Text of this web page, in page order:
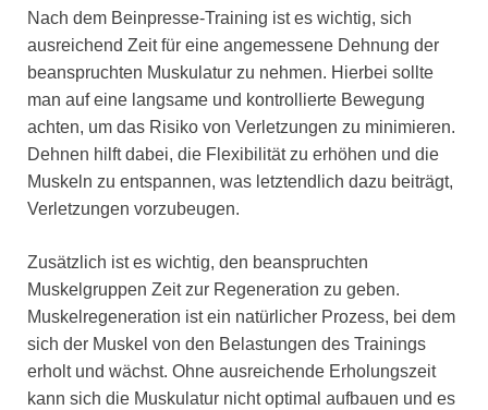
Nach dem Beinpresse-Training ist es wichtig, sich
ausreichend Zeit für eine angemessene Dehnung der
beanspruchten Muskulatur zu nehmen. Hierbei sollte
man auf eine langsame und kontrollierte Bewegung
achten, um das Risiko von Verletzungen zu minimieren.
Dehnen hilft dabei, die Flexibilität zu erhöhen und die
Muskeln zu entspannen, was letztendlich dazu beiträgt,
Verletzungen vorzubeugen.
Zusätzlich ist es wichtig, den beanspruchten
Muskelgruppen Zeit zur Regeneration zu geben.
Muskelregeneration ist ein natürlicher Prozess, bei dem
sich der Muskel von den Belastungen des Trainings
erholt und wächst. Ohne ausreichende Erholungszeit
kann sich die Muskulatur nicht optimal aufbauen und es